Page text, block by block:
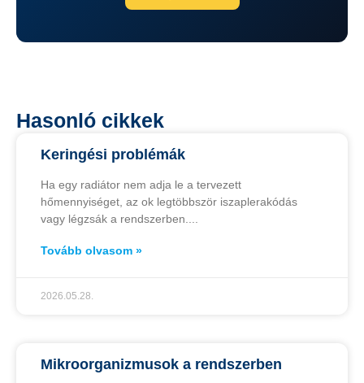
Hasonló cikkek
Keringési problémák
Ha egy radiátor nem adja le a tervezett
hőmennyiséget, az ok legtöbbször iszaplerakódás
vagy légzsák a rendszerben.
Tovább olvasom »
2026.05.28.
Mikroorganizmusok a rendszerben